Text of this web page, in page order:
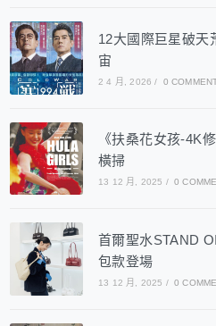
12大國際巨星破天
宙
2 4 月, 2026 / 0
《扶桑花女孩-4K
橫掃
13 12 月, 2025 / 0
首爾聖水STAND
包款登場
13 12 月, 2025 / 0